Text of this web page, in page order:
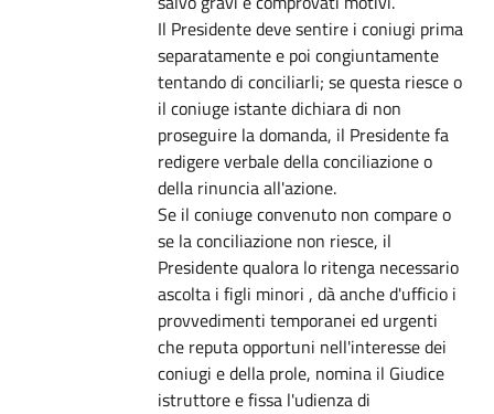
Il Presidente deve sentire i coniugi prima
separatamente e poi congiuntamente
tentando di conciliarli; se questa riesce o
il coniuge istante dichiara di non
proseguire la domanda, il Presidente fa
redigere verbale della conciliazione o
della rinuncia all'azione.
Se il coniuge convenuto non compare o
se la conciliazione non riesce, il
Presidente qualora lo ritenga necessario
ascolta i figli minori , dà anche d'ufficio i
provvedimenti temporanei ed urgenti
che reputa opportuni nell'interesse dei
coniugi e della prole, nomina il Giudice
istruttore e fissa l'udienza di